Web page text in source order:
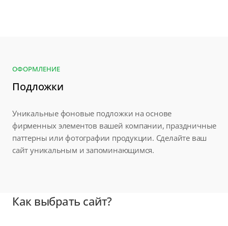
ОФОРМЛЕНИЕ
Подложки
Уникальные фоновые подложки на основе
фирменных элементов вашей компании, праздничные
паттерны или фотографии продукции. Сделайте ваш
сайт уникальным и запоминающимся.
Как выбрать сайт?